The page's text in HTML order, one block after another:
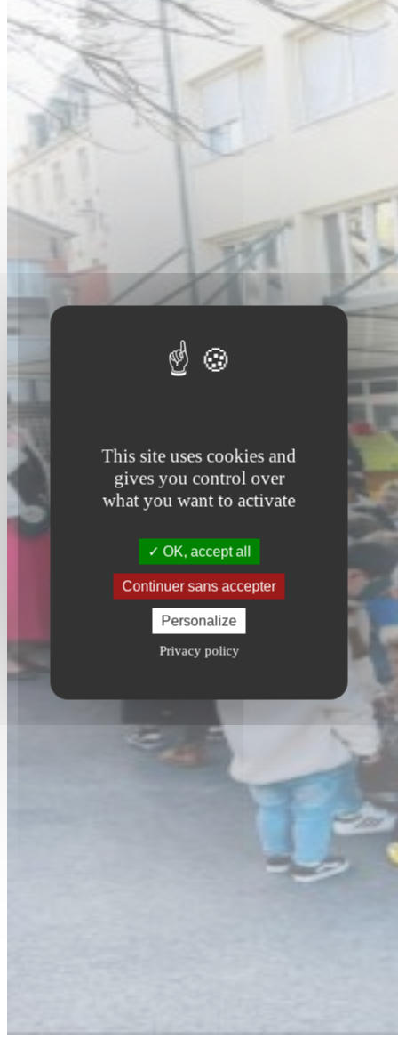
This site uses cookies and
gives you control over
what you want to activate
OK, accept all
Continuer sans accepter
Personalize
Privacy policy